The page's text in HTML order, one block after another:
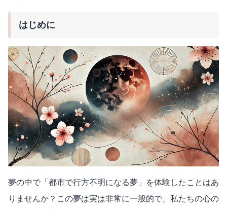
はじめに
夢の中で「都市で行方不明になる夢」を体験したことはあ
りませんか？この夢は実は非常に一般的で、私たちの心の